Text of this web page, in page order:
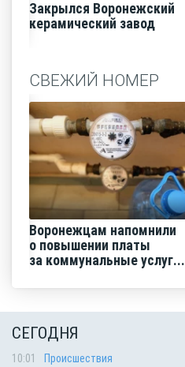
Закрылся Воронежский
керамический завод
СВЕЖИЙ НОМЕР
Воронежцам напомнили
о повышении платы
за коммунальные услуг...
СЕГОДНЯ
10:01 Происшествия